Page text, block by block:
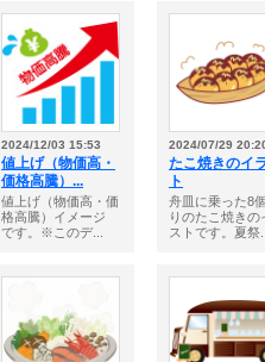
2024/12/03 15:53
値上げ（物価高・
価格高騰）...
値上げ（物価高・価
格高騰）イメージ
です。※このデ...
2024/07/29
たこ焼きのイ
ト
舟皿に乗った8
りのたこ焼きの
ストです。夏祭